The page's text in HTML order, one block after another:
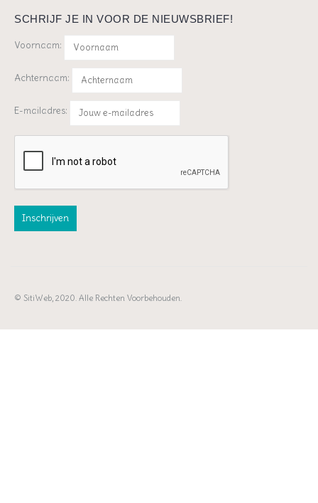
SCHRIJF JE IN VOOR DE NIEUWSBRIEF!
Voornaam:
Achternaam:
E-mailadres:
© SitiWeb, 2020. Alle Rechten Voorbehouden.